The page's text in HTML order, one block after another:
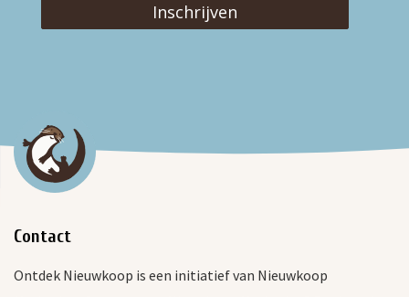
Inschrijven
Contact
Ontdek Nieuwkoop is een initiatief van Nieuwkoop